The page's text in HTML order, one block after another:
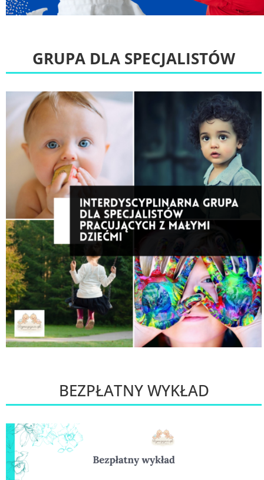
GRUPA DLA SPECJALISTÓW
BEZPŁATNY WYKŁAD